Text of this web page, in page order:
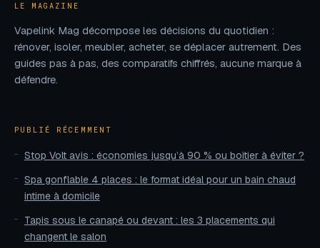
LE MAGAZINE
Vapelink Mag décompose les décisions du quotidien :
rénover, isoler, meubler, acheter, se déplacer autrement. Des
guides pas à pas, des comparatifs chiffrés, aucune marque à
défendre.
PUBLIÉ RÉCEMMENT
Stop Volt avis : économies jusqu’à 90 % ou boîtier à éviter ?
Spa gonflable 4 places : le format idéal pour un bain chaud
intime à domicile
Tapis sous le canapé ou devant : les 3 placements qui
changent le salon